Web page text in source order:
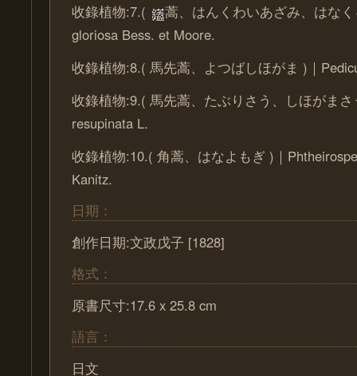
收錄植物:7.(
蒿、はんくわいあざみ、はな
gloriosa Bess. et Moore.
收錄植物:8.( 馬先蒿、よつばしほがま )｜
收錄植物:9.( 馬先蒿、たぶりさう、しほがま
resupinata L.
收錄植物:10.( 角蒿、はなよもぎ )｜
Kanitz.
日期：
創作日期:文政戊子 [1828]
格式：
原書尺寸:17.6 x 25.8 cm
語言：
日文